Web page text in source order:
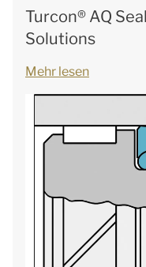
Turcon® AQ
Solutions
Mehr lesen